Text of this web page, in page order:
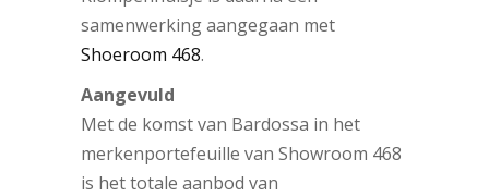
samenwerking aangegaan met
Shoeroom 468.
Aangevuld
Met de komst van Bardossa in het
merkenportefeuille van Showroom 468
is het totale aanbod van